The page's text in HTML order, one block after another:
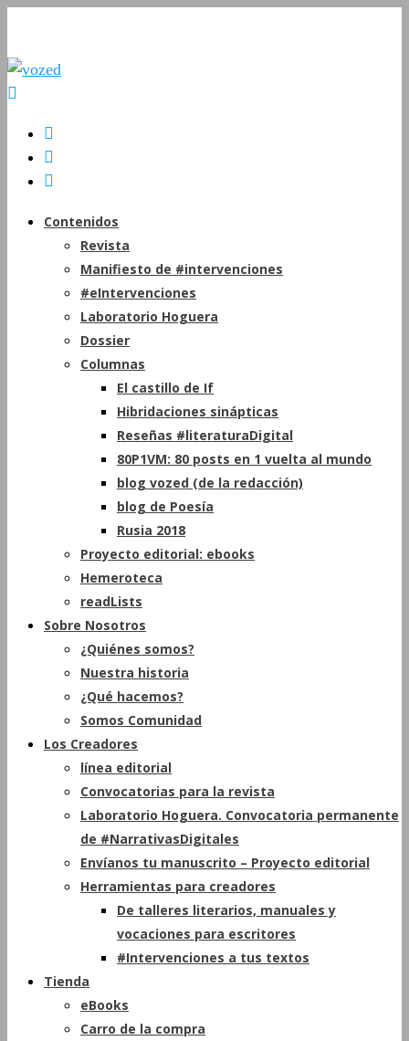
Contenidos
Revista
Manifiesto de #intervenciones
#eIntervenciones
Laboratorio Hoguera
Dossier
Columnas
El castillo de If
Hibridaciones sinápticas
Reseñas #literaturaDigital
80P1VM: 80 posts en 1 vuelta al mundo
blog vozed (de la redacción)
blog de Poesía
Rusia 2018
Proyecto editorial: ebooks
Hemeroteca
readLists
Sobre Nosotros
¿Quiénes somos?
Nuestra historia
¿Qué hacemos?
Somos Comunidad
Los Creadores
línea editorial
Convocatorias para la revista
Laboratorio Hoguera. Convocatoria permanente
de #NarrativasDigitales
Envíanos tu manuscrito – Proyecto editorial
Herramientas para creadores
De talleres literarios, manuales y
vocaciones para escritores
#Intervenciones a tus textos
Tienda
eBooks
Carro de la compra